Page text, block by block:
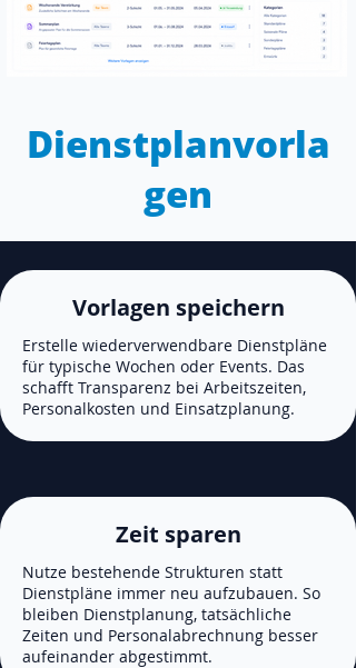
Dienstplanvorla
gen
Vorlagen speichern
Erstelle wiederverwendbare Dienstpläne
für typische Wochen oder Events. Das
schafft Transparenz bei Arbeitszeiten,
Personalkosten und Einsatzplanung.
Zeit sparen
Nutze bestehende Strukturen statt
Dienstpläne immer neu aufzubauen. So
bleiben Dienstplanung, tatsächliche
Zeiten und Personalabrechnung besser
aufeinander abgestimmt.